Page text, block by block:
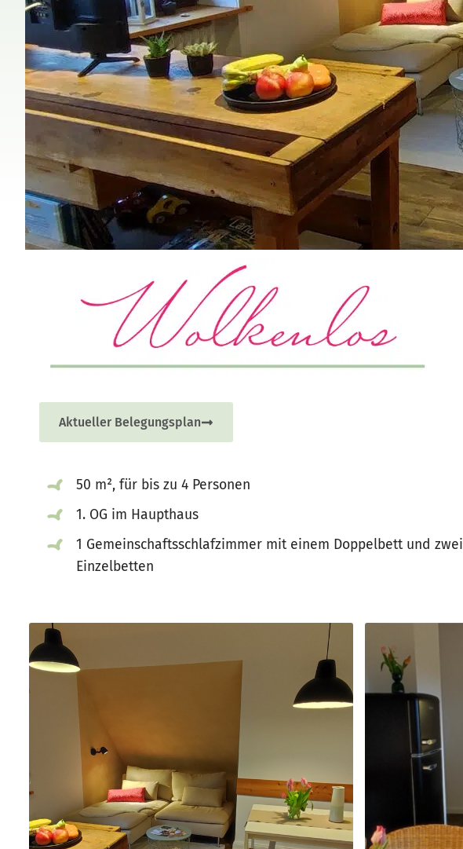
Aktueller Belegungsplan
50 m², für bis zu 4 Personen
1. OG im Haupthaus
1 Gemeinschaftsschlafzimmer mit einem Doppelbett und zwei
Einzelbetten